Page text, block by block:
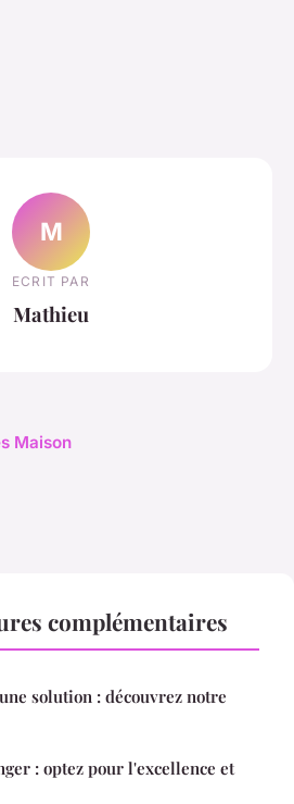
M
ECRIT PAR
Mathieu
Maison
complémentaires
solution : découvrez notre
: optez pour l'excellence et